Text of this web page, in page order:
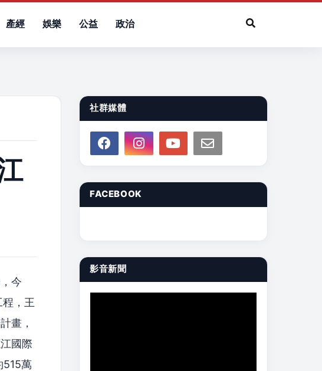
產經 娛樂 公益 政治
今
程，王
畫，
國際
515萬
社群媒體
FACEBOOK
影音新聞